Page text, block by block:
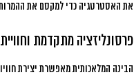
את האסטרטגיה כדי למקסם את
פרסונליזציה מתקדמת
הבינה המלאכותית מאפשרת יצירת